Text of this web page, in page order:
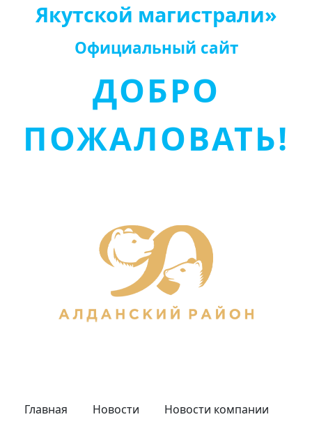
Якутской магистрали»
Официальный сайт
ДОБРО
ПОЖАЛОВАТЬ!
Главная Новости Новости компании